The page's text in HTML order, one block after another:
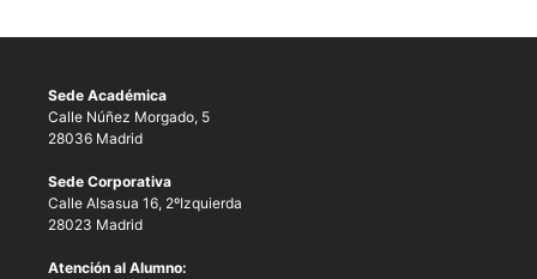
Sede Académica
Calle Núñez Morgado, 5
28036 Madrid
Sede Corporativa
Calle Alsasua 16, 2ºIzquierda
28023 Madrid
Atención al Alumno: